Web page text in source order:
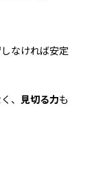
なければ安定
、 見切る力も